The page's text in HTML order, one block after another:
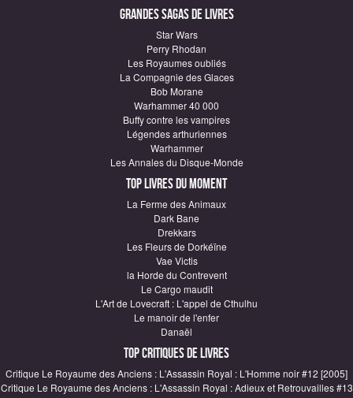
Grandes sagas de Livres
Star Wars
Perry Rhodan
Les Royaumes oubliés
La Compagnie des Glaces
Bob Morane
Warhammer 40 000
Buffy contre les vampires
Légendes arthuriennes
Warhammer
Les Annales du Disque-Monde
Top Livres du moment
La Ferme des Animaux
Dark Bane
Drekkars
Les Fleurs de Dorkéïne
Vae Victis
la Horde du Contrevent
Le Cargo maudit
L'Art de Lovecraft : L'appel de Cthulhu
Le manoir de l'enfer
Danaël
Top critiques de Livres
Critique Le Royaume des Anciens : L'Assassin Royal : L'Homme noir #12 [2005]
Critique Le Royaume des Anciens : L'Assassin Royal : Adieux et Retrouvailles #13